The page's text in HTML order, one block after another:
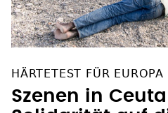
HÄRTETEST FÜR EUROPA
Szenen in